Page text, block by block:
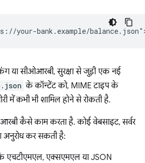
या सीओआरबी, सुरक्षा से जुड़ी एक नई
के कॉन्टेंट को, MIME टाइप के
में कभी भी शामिल होने से रोकती है.
कैसे काम करता है. कोई वेबसाइट, सर्वर
अनुरोध कर सकती है:
एचटीएमएल, एक्सएमएल या JSON